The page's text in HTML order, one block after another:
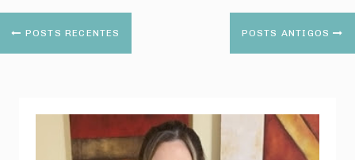
POSTS RECENTES POSTS ANTIGOS